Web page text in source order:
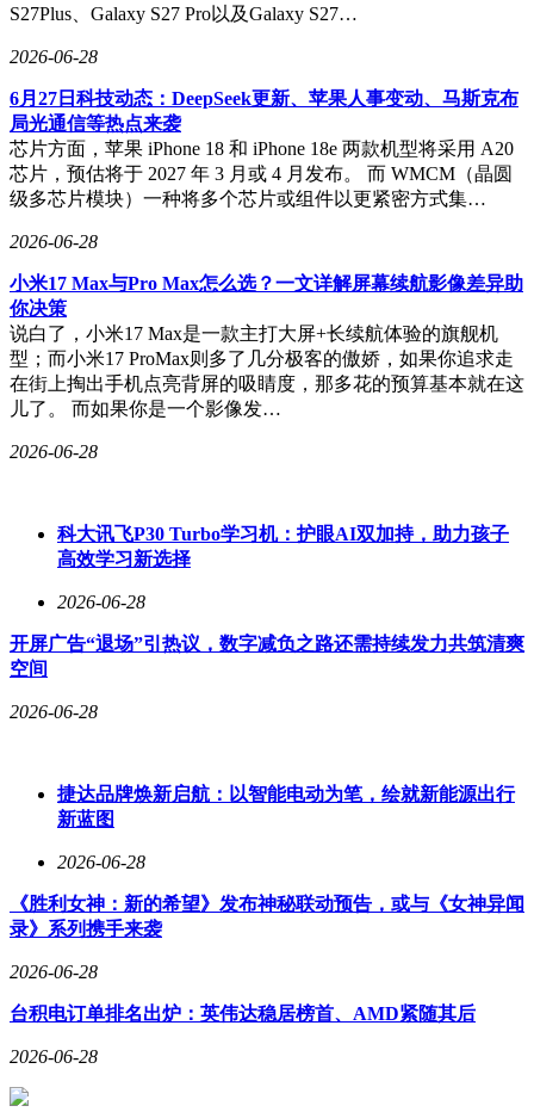
S27Plus、Galaxy S27 Pro以及Galaxy S27…
2026-06-28
6月27日科技动态：DeepSeek更新、苹果人事变动、马斯克布
局光通信等热点来袭
芯片方面，苹果 iPhone 18 和 iPhone 18e 两款机型将采用 A20
芯片，预估将于 2027 年 3 月或 4 月发布。 而 WMCM（晶圆
级多芯片模块）一种将多个芯片或组件以更紧密方式集…
2026-06-28
小米17 Max与Pro Max怎么选？一文详解屏幕续航影像差异助
你决策
说白了，小米17 Max是一款主打大屏+长续航体验的旗舰机
型；而小米17 ProMax则多了几分极客的傲娇，如果你追求走
在街上掏出手机点亮背屏的吸睛度，那多花的预算基本就在这
儿了。 而如果你是一个影像发…
2026-06-28
科大讯飞P30 Turbo学习机：护眼AI双加持，助力孩子
高效学习新选择
2026-06-28
开屏广告“退场”引热议，数字减负之路还需持续发力共筑清爽
空间
2026-06-28
捷达品牌焕新启航：以智能电动为笔，绘就新能源出行
新蓝图
2026-06-28
《胜利女神：新的希望》发布神秘联动预告，或与《女神异闻
录》系列携手来袭
2026-06-28
台积电订单排名出炉：英伟达稳居榜首、AMD紧随其后
2026-06-28